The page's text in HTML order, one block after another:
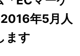
年5月人
ます